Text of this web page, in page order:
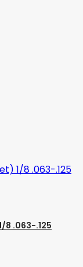
8 .063-.125